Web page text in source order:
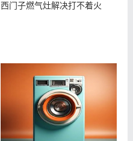
西门子燃气灶解决打不着火